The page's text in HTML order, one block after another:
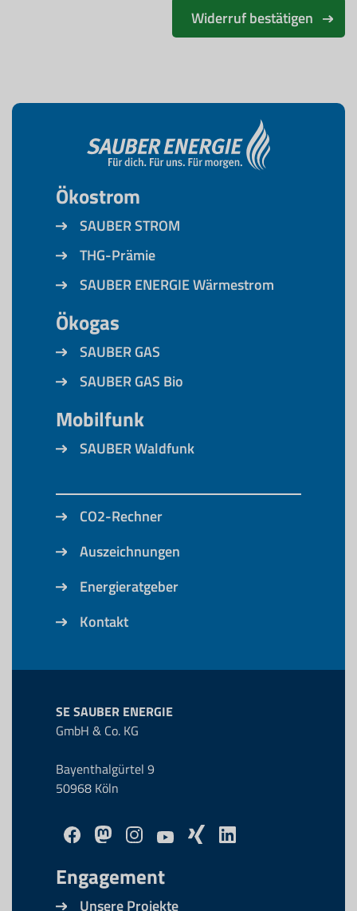
Widerruf bestätigen
Ökostrom
SAUBER STROM
THG-Prämie
SAUBER ENERGIE Wärmestrom
Ökogas
SAUBER GAS
SAUBER GAS Bio
Mobilfunk
SAUBER Waldfunk
CO2-Rechner
Auszeichnungen
Energieratgeber
Kontakt
SE SAUBER ENERGIE
GmbH & Co. KG
Bayenthalgürtel 9
50968 Köln
Engagement
Unsere Projekte